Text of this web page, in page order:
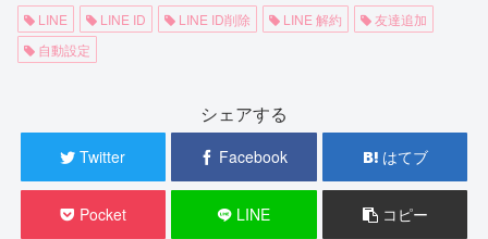
LINE LINE ID LINE ID削除 LINE 解約
友達追加
自動設定
シェアする
Twitter Facebook はてブ
Pocket LINE コピー